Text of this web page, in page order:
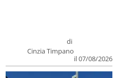
di
Cinzia Timpano
il 07/08/2026